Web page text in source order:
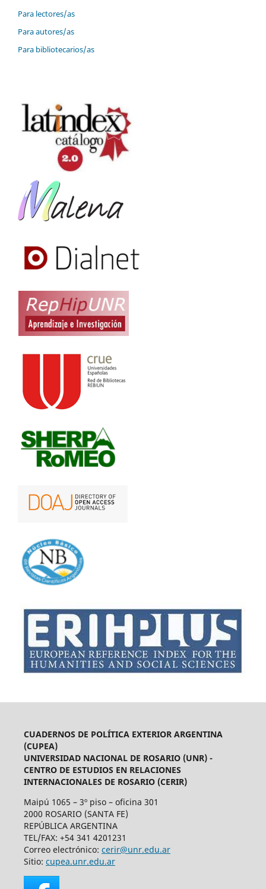
Para lectores/as
Para autores/as
Para bibliotecarios/as
CUADERNOS DE POLÍTICA EXTERIOR ARGENTINA
(CUPEA)
UNIVERSIDAD NACIONAL DE ROSARIO (UNR) -
CENTRO DE ESTUDIOS EN RELACIONES
INTERNACIONALES DE ROSARIO (CERIR)
Maipú 1065 – 3º piso – oficina 301
2000 ROSARIO (SANTA FE)
REPÚBLICA ARGENTINA
TEL/FAX: +54 341 4201231
Correo electrónico: cerir@unr.edu.ar
Sitio: cupea.unr.edu.ar